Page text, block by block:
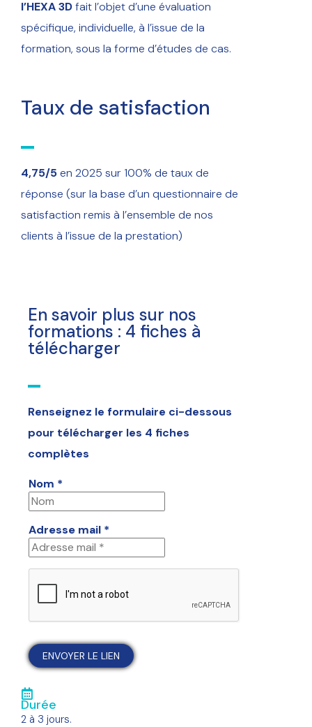
l’HEXA 3Dfait l’objet d’une évaluation
spécifique, individuelle, à l’issue de la
formation, sous la forme d’études de cas.
Taux de satisfaction
4,75/5en 2025 sur 100% de taux de
réponse (sur la base d’un questionnaire de
satisfaction remis à l’ensemble de nos
clients à l’issue de la prestation)
En savoir plus sur nos
formations : 4 fiches à
télécharger
Renseignez le formulaire ci-dessous
pour télécharger les 4 fiches
complètes
Nom *
Adresse mail *
Durée
2 à 3 jours.